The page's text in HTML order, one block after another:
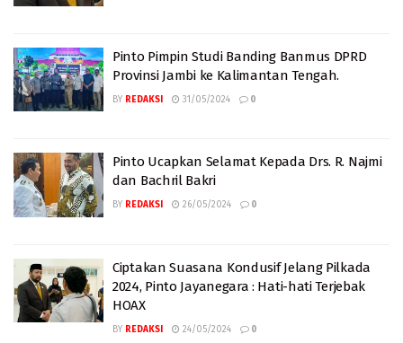
Pinto Pimpin Studi Banding Banmus DPRD
Provinsi Jambi ke Kalimantan Tengah.
BY REDAKSI 31/05/2024 0
Pinto Ucapkan Selamat Kepada Drs. R. Najmi
dan Bachril Bakri
BY REDAKSI 26/05/2024 0
Ciptakan Suasana Kondusif Jelang Pilkada
2024, Pinto Jayanegara : Hati-hati Terjebak
HOAX
BY REDAKSI 24/05/2024 0